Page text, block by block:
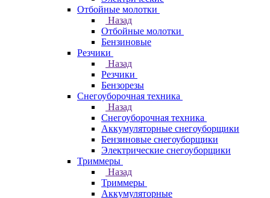
Отбойные молотки
Назад
Отбойные молотки
Бензиновые
Резчики
Назад
Резчики
Бензорезы
Снегоуборочная техника
Назад
Снегоуборочная техника
Аккумуляторные снегоуборщики
Бензиновые снегоуборщики
Электрические снегоуборщики
Триммеры
Назад
Триммеры
Аккумуляторные